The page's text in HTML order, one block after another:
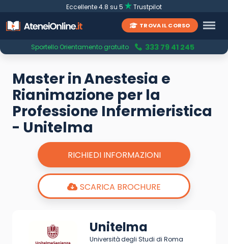
Eccellente 4.8 su 5 Trustpilot
TROVA IL CORSO
Sportello Orientamento gratuito 333 79 41 245
Master in Anestesia e
Rianimazione per la
Professione Infermieristica
- Unitelma
RICHIEDI INFORMAZIONI
SCARICA BROCHURE
Unitelma
Università degli Studi di Roma